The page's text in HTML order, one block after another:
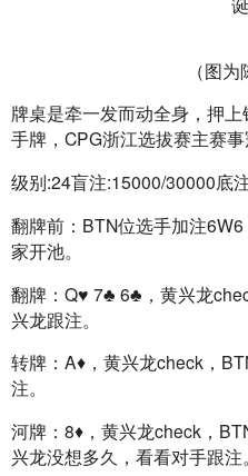
（图为
牌桌是牵一发而动全身，押
手牌，CPG浙江选拔赛主赛
级别:24盲注:15000/30000底
翻牌前：BTN位选手加注
家开池。
翻牌：Q♥ 7♣ 6♣，黄兴龙
兴龙跟注。
转牌：A♦，黄兴龙check，
注。
河牌：8♦，黄兴龙check，
兴龙没想多久，看看对手跟注。